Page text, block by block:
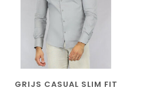
GRIJS CASUAL SLIM FIT